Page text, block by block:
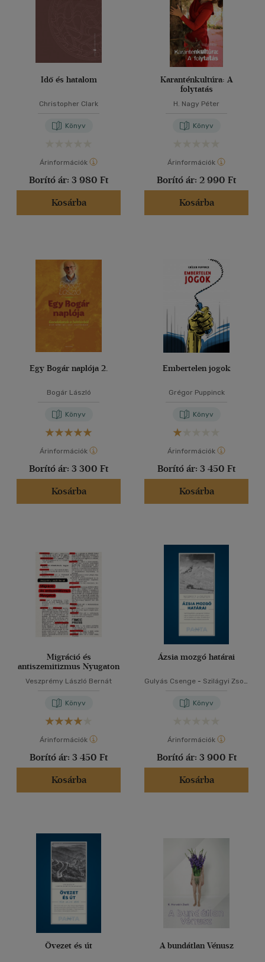
Idő és hatalom
Christopher Clark
Könyv
Árinformációk
Borító ár: 3 980 Ft
Kosárba
Karanténkultúra: A
folytatás
H. Nagy Péter
Könyv
Árinformációk
Borító ár: 2 990 Ft
Kosárba
Egy Bogár naplója 2.
Bogár László
Könyv
Árinformációk
Borító ár: 3 300 Ft
Kosárba
Embertelen jogok
Grégor Puppinck
Könyv
Árinformációk
Borító ár: 3 450 Ft
Kosárba
Migráció és
antiszemitizmus Nyugaton
Veszprémy László Bernát
Könyv
Árinformációk
Borító ár: 3 450 Ft
Kosárba
Ázsia mozgó határai
Gulyás Csenge - Szilágyi Zsolt
Könyv
Árinformációk
Borító ár: 3 900 Ft
Kosárba
Övezet és út A bundátlan Vénusz